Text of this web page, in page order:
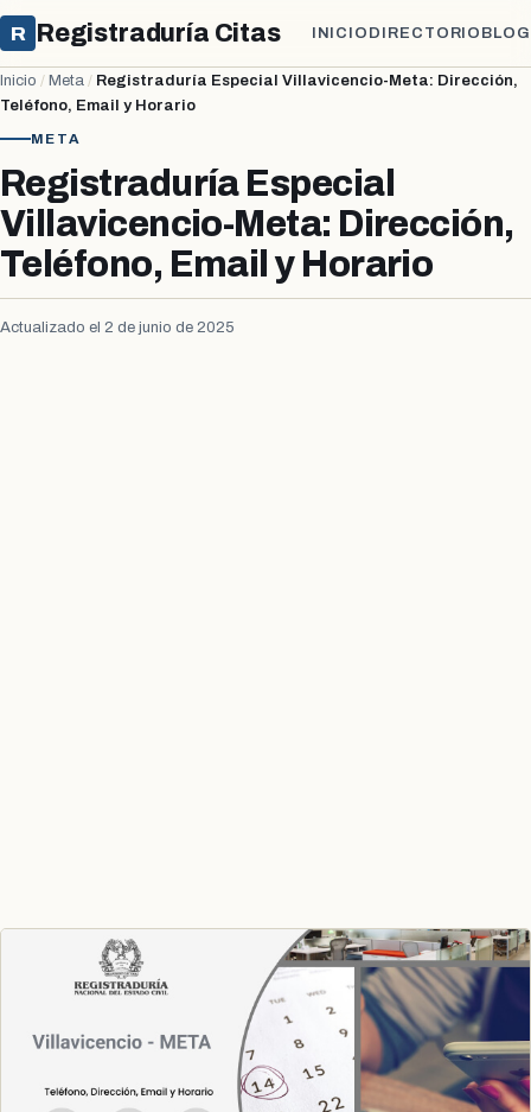
R Registraduría Citas INICIO DIRECTORIO BLOG
Inicio / Meta / Registraduría Especial Villavicencio-Meta: Dirección,
Teléfono, Email y Horario
META
Registraduría Especial
Villavicencio-Meta: Dirección,
Teléfono, Email y Horario
Actualizado el 2 de junio de 2025